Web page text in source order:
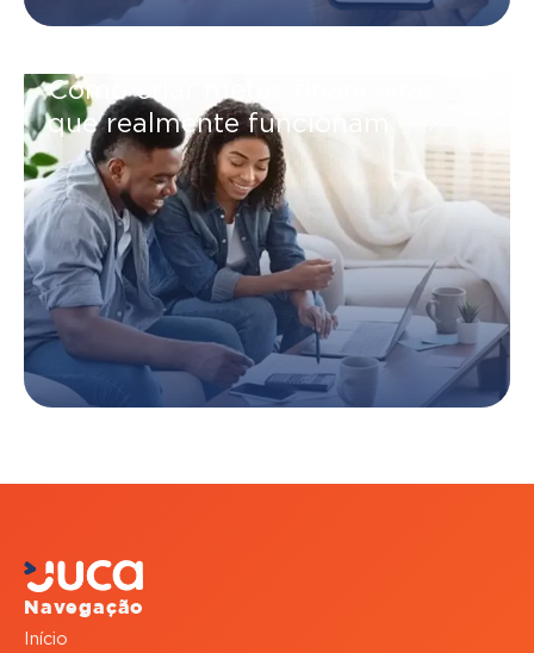
Como criar metas financeiras
que realmente funcionam
Navegação
Início